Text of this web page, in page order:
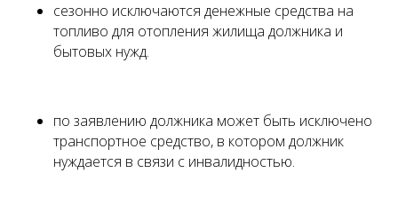
сезонно исключаются денежные средства на
топливо для отопления жилища должника и
бытовых нужд.
по заявлению должника может быть исключено
транспортное средство, в котором должник
нуждается в связи с инвалидностью.